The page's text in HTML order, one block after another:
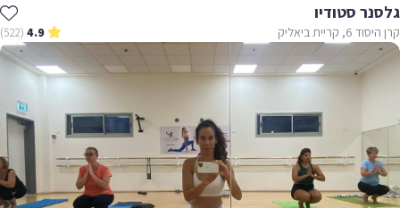
גלסנר סטודיו
קרן היסוד 6, קריית ביאליק 4.9
(522)